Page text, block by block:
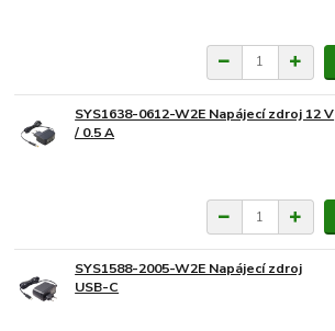
SYS1638-0612-W2E Napájecí zdroj 12 V
/ 0.5 A
SYS1588-2005-W2E Napájecí zdroj
USB-C